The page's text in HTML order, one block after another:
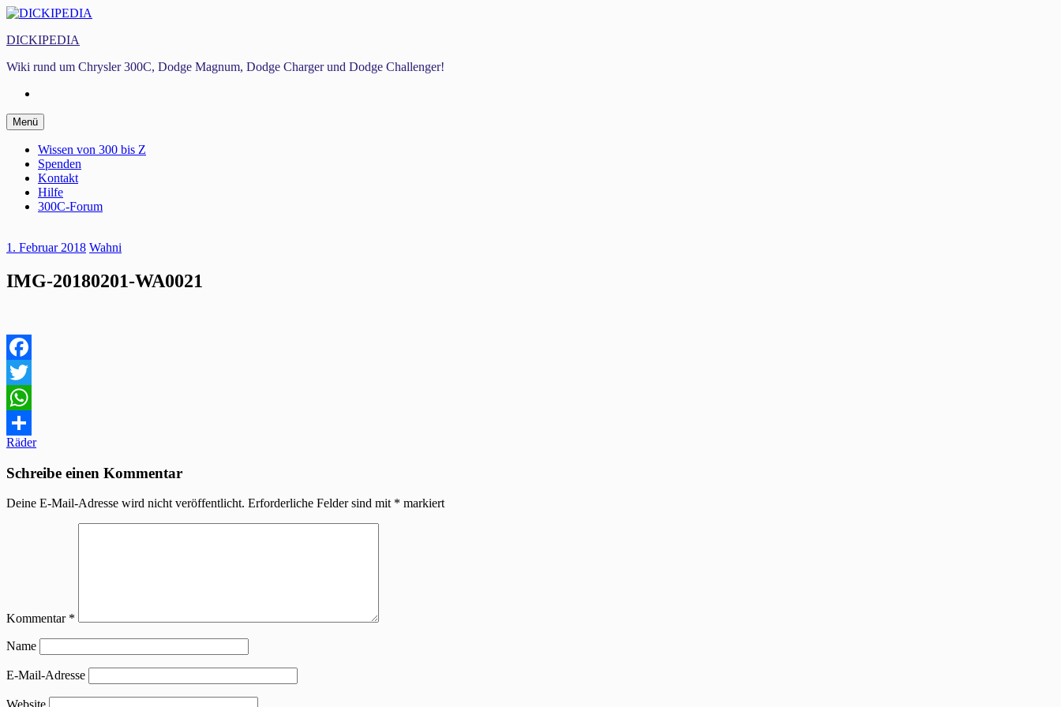
Zum
springen
DICKIPEDIA
Wiki rund um Chrysler 300C, Dodge Magnum, Dodge Charger und Dodge Challenger!
Menü Zum
Inhalt
springen
Wissen von 300 bis Z
Spenden
Kontakt
Hilfe
300C-Forum
1. Februar 2018 Wahni
IMG-20180201-WA0021
Facebook
Twitter
WhatsApp
Teilen
Beitragsnavigation
Räder
Schreibe einen Kommentar
Deine E-Mail-Adresse wird nicht veröffentlicht. Erforderliche Felder sind mit * markiert
Kommentar *
Name
E-Mail-Adresse